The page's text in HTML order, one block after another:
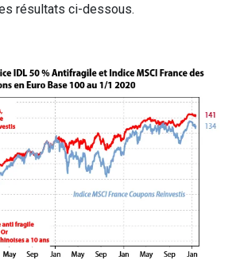
résultats ci-dessous.